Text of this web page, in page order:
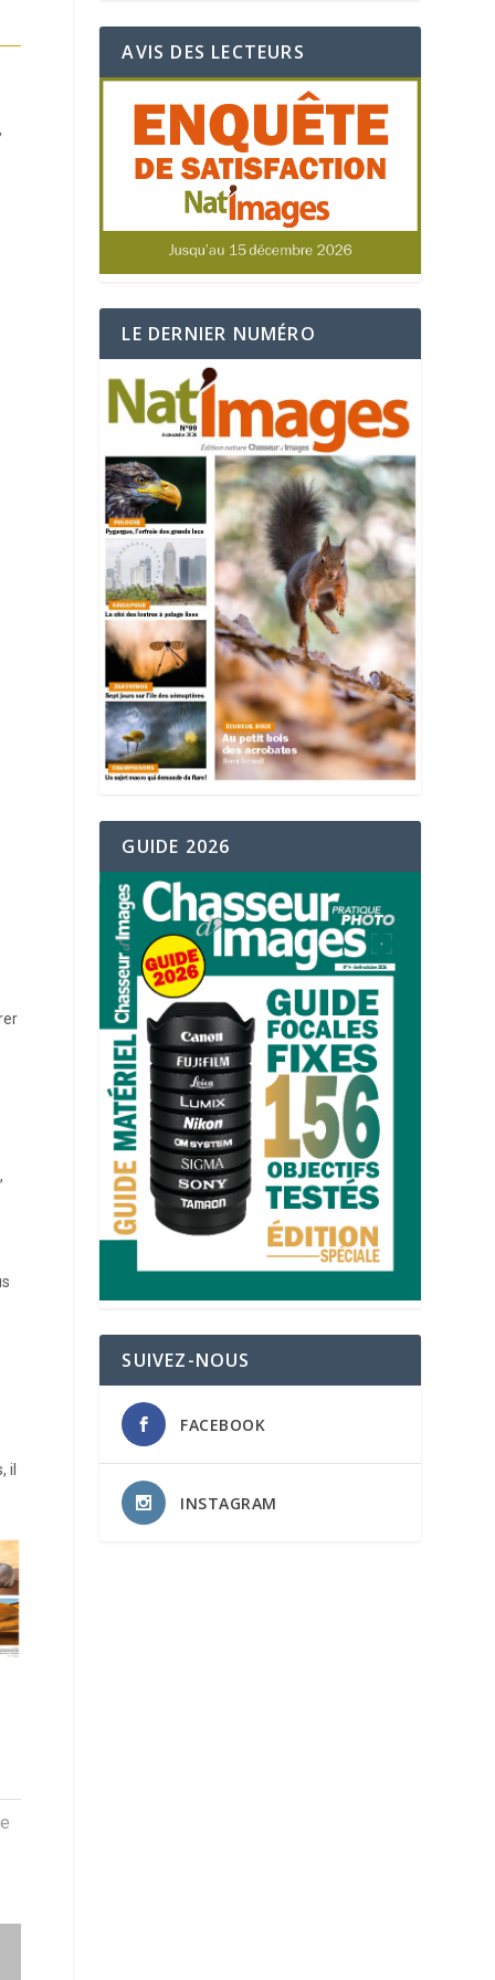
il
AVIS DES LECTEURS
LE DERNIER NUMÉRO
GUIDE 2026
SUIVEZ-NOUS
FACEBOOK
INSTAGRAM